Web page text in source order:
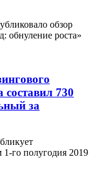
обзор
обнуление роста»
составил 730
за
го полугодия 2019